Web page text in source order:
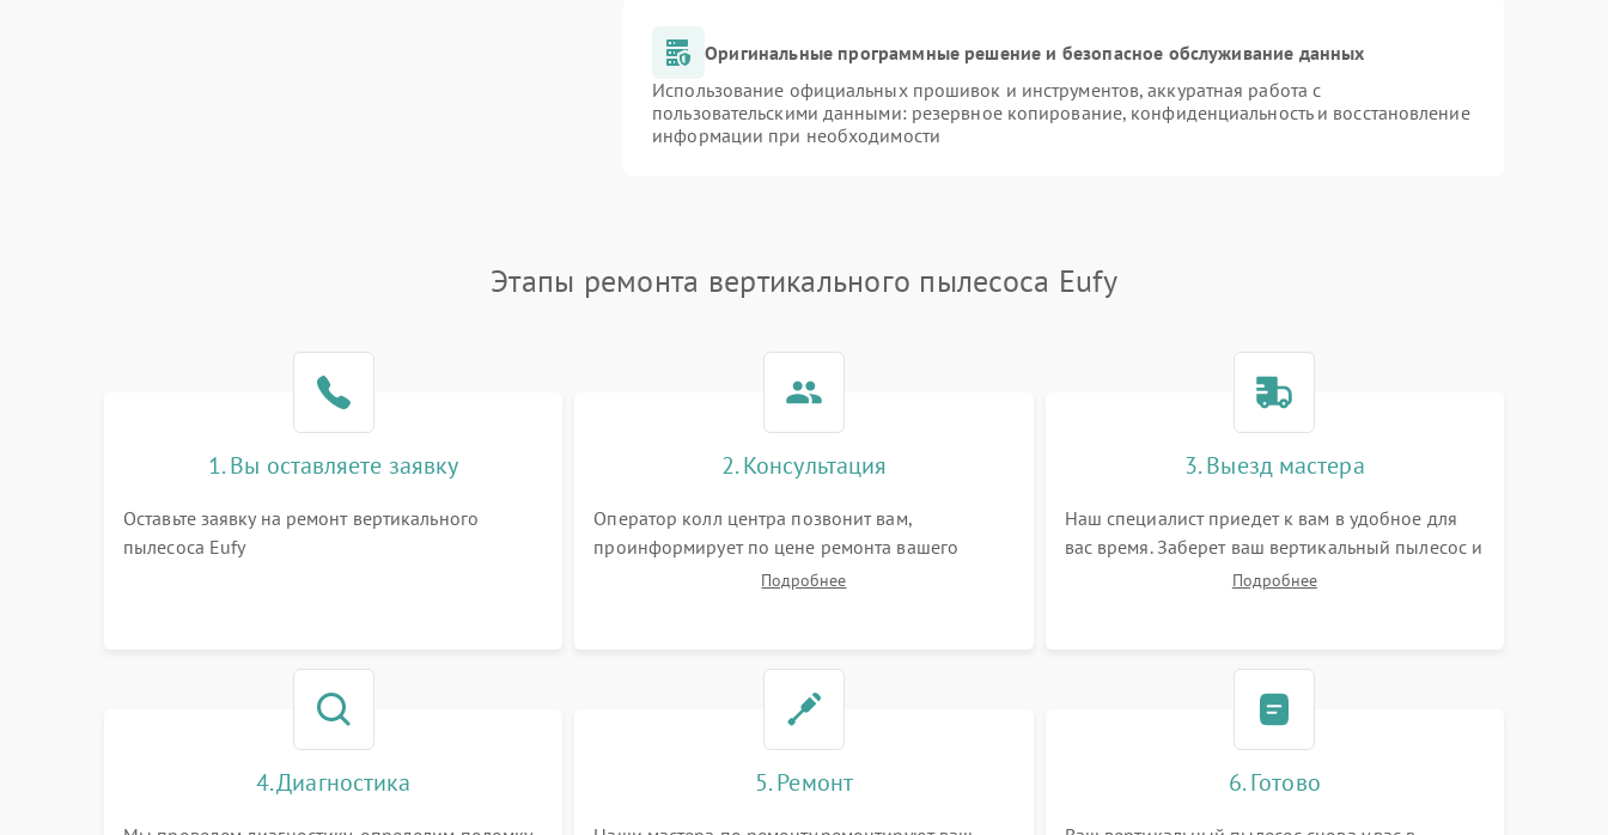
Оригинальные программные решение и безопасное обслуживание данных
Использование официальных прошивок и инструментов, аккуратная работа с
пользовательскими данными: резервное копирование, конфиденциальность и восстановление
информации при необходимости
Этапы ремонта вертикального пылесоса Eufy
1. Вы оставляете заявку
Оставьте заявку на ремонт вертикального
пылесоса Eufy
2. Консультация
Оператор колл центра позвонит вам,
проинформирует по цене ремонта вашего
вертикального пылесоса а также ответит на все
Подробнее
3. Выезд мастера
Наш специалист приедет к вам в удобное для
вас время. Заберет ваш вертикальный пылесос и
привезет на склад для диагностики.
Подробнее
4. Диагностика 5. Ремонт 6. Готово